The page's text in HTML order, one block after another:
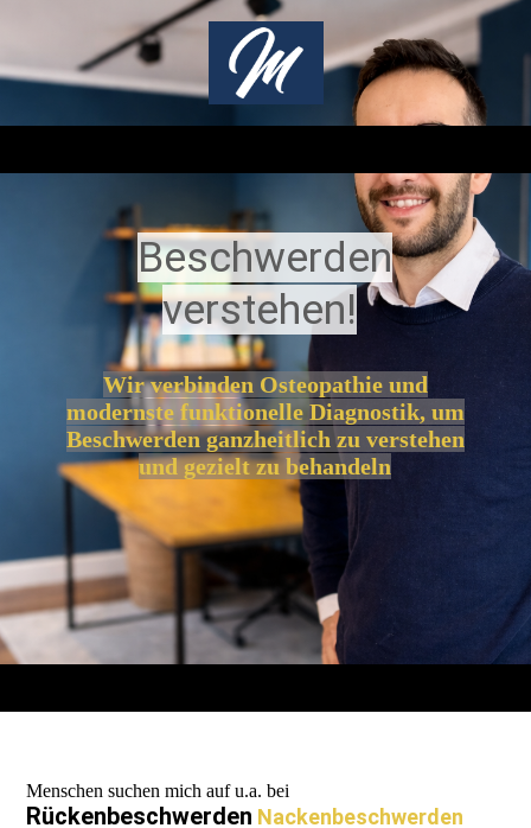
Beschwerden
verstehen!
Wir verbinden Osteopathie und
modernste funktionelle Diagnostik, um
Beschwerden ganzheitlich zu verstehen
und gezielt zu behandeln
Menschen suchen mich auf u.a. bei
Rückenbeschwerden Nackenbeschwerden